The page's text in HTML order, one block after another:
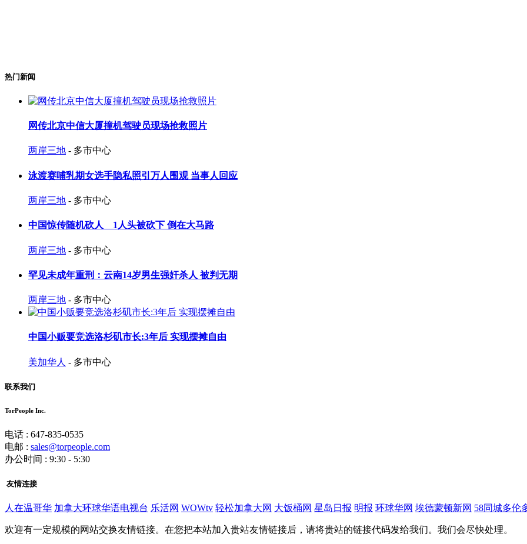
热门新闻
网传北京中信大厦撞机驾驶员现场抢救照片
两岸三地 - 多市中心
泳渡赛哺乳期女选手隐私照引万人围观 当事人回应
两岸三地 - 多市中心
中国惊传随机砍人 1人头被砍下 倒在大马路
两岸三地 - 多市中心
罕见未成年重刑：云南14岁男生强奸杀人 被判无期
两岸三地 - 多市中心
中国小贩要竞选洛杉矶市长:3年后 实现摆摊自由
美加华人 - 多市中心
联系我们
TorPeople Inc.
电话 : 647-835-0535
电邮 : sales@torpeople.com
办公时间 : 9:30 - 5:30
友情连接
人在温哥华 加拿大环球华语电视台 乐活网 WOWtv 轻松加拿大网 大饭桶网 星岛日报 明报 环球华网 埃德蒙顿新网 58同城多伦
欢迎有一定规模的网站交换友情链接。在您把本站加入贵站友情链接后，请将贵站的链接代码发给我们。我们会尽快处理。